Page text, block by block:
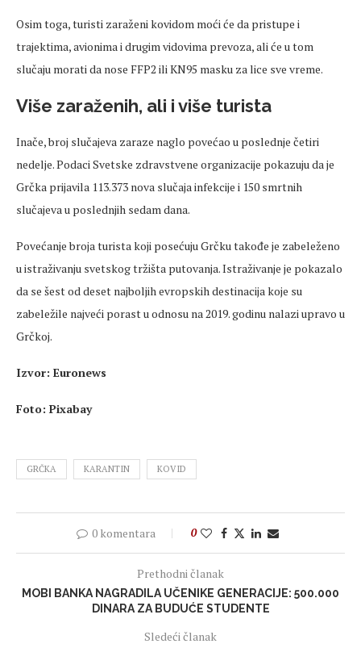
Osim toga, turisti zaraženi kovidom moći će da pristupe i
trajektima, avionima i drugim vidovima prevoza, ali će u tom
slučaju morati da nose FFP2 ili KN95 masku za lice sve vreme.
Više zaraženih, ali i više turista
Inače, broj slučajeva zaraze naglo povećao u poslednje četiri
nedelje. Podaci Svetske zdravstvene organizacije pokazuju da je
Grčka prijavila 113.373 nova slučaja infekcije i 150 smrtnih
slučajeva u poslednjih sedam dana.
Povećanje broja turista koji posećuju Grčku takođe je zabeleženo
u istraživanju svetskog tržišta putovanja. Istraživanje je pokazalo
da se šest od deset najboljih evropskih destinacija koje su
zabeležile najveći porast u odnosu na 2019. godinu nalazi upravo u
Grčkoj.
Izvor: Euronews
Foto: Pixabay
GRČKA KARANTIN KOVID
0 komentara 0
Prethodni članak
MOBI BANKA NAGRADILA UČENIKE GENERACIJE: 500.000
DINARA ZA BUDUĆE STUDENTE
Sledeći članak